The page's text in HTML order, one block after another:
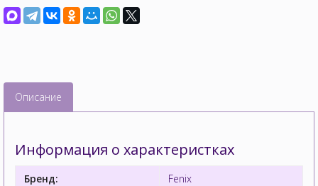
Описание
Информация о характеристках
Бренд:
Fenix